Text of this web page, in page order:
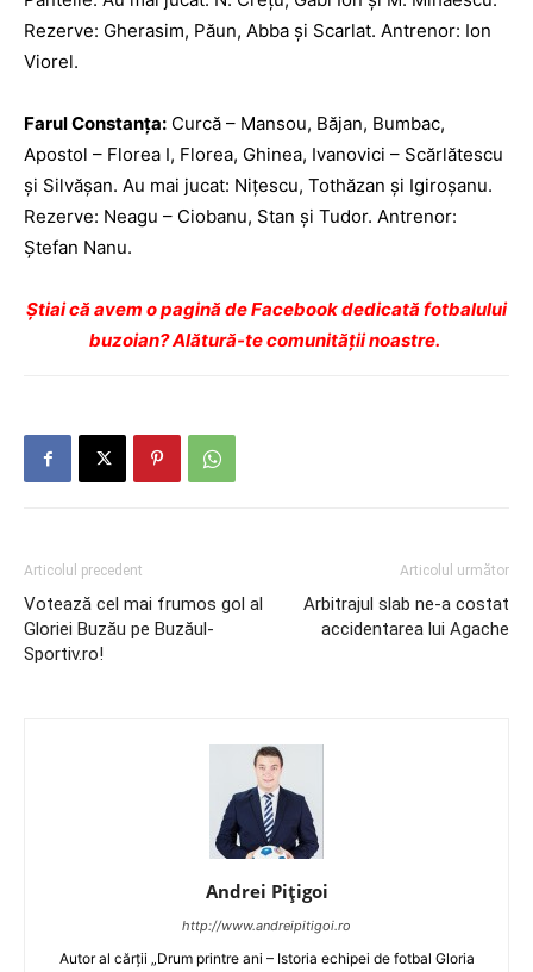
Rezerve: Gherasim, Păun, Abba şi Scarlat. Antrenor: Ion
Viorel.
Farul Constanţa: Curcă – Mansou, Băjan, Bumbac,
Apostol – Florea I, Florea, Ghinea, Ivanovici – Scărlătescu
şi Silvăşan. Au mai jucat: Niţescu, Tothăzan şi Igiroşanu.
Rezerve: Neagu – Ciobanu, Stan şi Tudor. Antrenor:
Ştefan Nanu.
Ştiai că avem o pagină de Facebook dedicată fotbalului
buzoian? Alătură-te comunității noastre.
Articolul precedent
Votează cel mai frumos gol al
Gloriei Buzău pe Buzăul-
Sportiv.ro!
Articolul următor
Arbitrajul slab ne-a costat
accidentarea lui Agache
Andrei Pițigoi
http://www.andreipitigoi.ro
Autor al cărţii „Drum printre ani – Istoria echipei de fotbal Gloria